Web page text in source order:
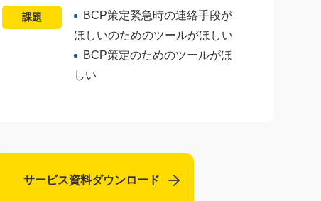
課題
BCP策定緊急時の連絡手段が
ほしいのためのツールがほしい
BCP策定のためのツールがほ
しい
サービス資料ダウンロード